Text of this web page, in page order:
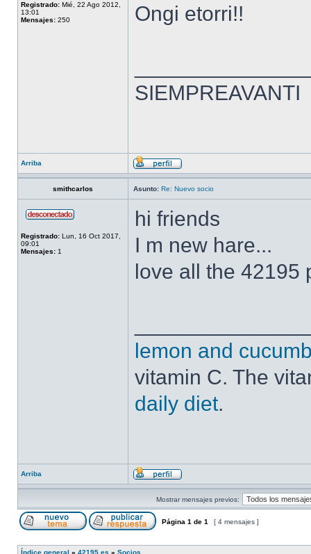
Registrado: Mié, 22 Ago 2012,
13:01
Mensajes: 250
Ongi etorri!!
SIEMPREAVANTI
Arriba
smithcarlos Asunto: Re: Nuevo socio
Registrado: Lun, 16 Oct 2017,
09:01
Mensajes: 1
hi friends
I m new hare...
love all the 42195
lemon and
vitamin C. The
daily diet.
Arriba
Mostrar mensajes previos:
Página 1 de 1 [ 4 mensajes ]
Índice general » 42195.es » Socios